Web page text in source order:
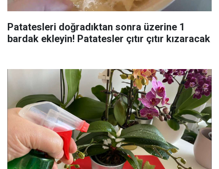
Patatesleri doğradıktan sonra üzerine 1
bardak ekleyin! Patatesler çıtır çıtır kızaracak